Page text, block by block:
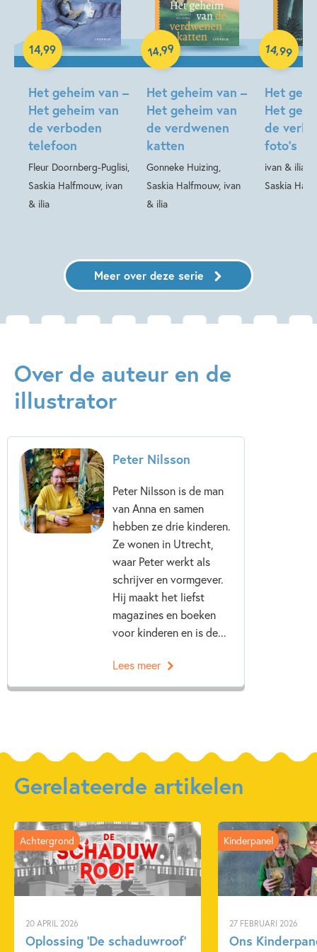
Vriendschap
Peter Nilsson
Het geheim van –
Het geheim van
de verboden
telefoon
Fleur Doornberg-Puglisi,
Saskia Halfmouw, ivan
& ilia
14,99
Hardcover
Het geheim van –
Het geheim van
de verdwenen
katten
Gonneke Huizing,
Saskia Halfmouw, ivan
& ilia
14,99
Hardcover
Het
Het
de
foto’s
ivan & ilia,
Saskia
14,99
Hardcover
Meer over deze serie
Over de auteur en de
illustrator
Peter Nilsson
Peter Nilsson is de man
van Anna en samen
hebben ze drie kinderen.
Ze wonen in Utrecht,
waar Peter werkt als
schrijver en vormgever.
Hij maakt het liefst
magazines en boeken
voor kinderen en is de...
Lees meer
Gerelateerde artikelen
20 APRIL 2026
Oplossing ‘De schaduwroof’
Achtergrond
27 FEBRUARI 2026
Ons
Kinderpanel